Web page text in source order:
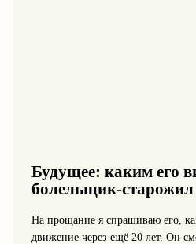
Будущее: каким его
болельщик‑старожил
На прощание я спрашиваю его,
движение через ещё 20 лет. Он